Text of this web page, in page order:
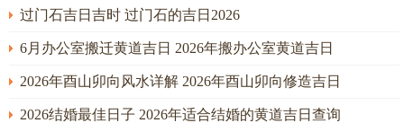
德，月德、天赦等吉神临值之日。丁未月火土旺极，故尤喜
日支见「申，子、辰」汇成水局，或见「酉，丑」引化金
水根，则虚浮无力，难制旺火。今荐以下三日，各有侧重，
命主可按自身所求，对应择取。
过门石吉日吉时 过门石的吉日2026
6月办公室搬迁黄道吉日 2026年搬办公室黄道吉日
2026年酉山卯向风水详解 2026年酉山卯向修造吉日
2026结婚最佳日子 2026年适合结婚的黄道吉日查询